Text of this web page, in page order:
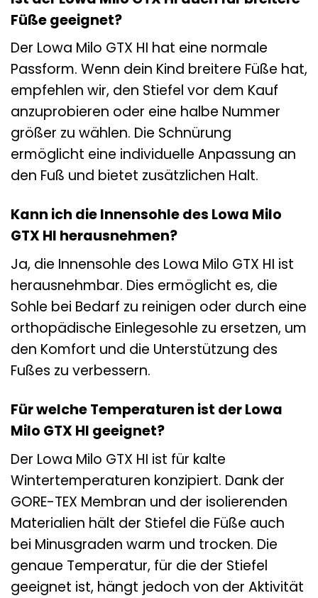
Füße geeignet?
Der Lowa Milo GTX HI hat eine normale
Passform. Wenn dein Kind breitere Füße hat,
empfehlen wir, den Stiefel vor dem Kauf
anzuprobieren oder eine halbe Nummer
größer zu wählen. Die Schnürung
ermöglicht eine individuelle Anpassung an
den Fuß und bietet zusätzlichen Halt.
Kann ich die Innensohle des Lowa Milo
GTX HI herausnehmen?
Ja, die Innensohle des Lowa Milo GTX HI ist
herausnehmbar. Dies ermöglicht es, die
Sohle bei Bedarf zu reinigen oder durch eine
orthopädische Einlegesohle zu ersetzen, um
den Komfort und die Unterstützung des
Fußes zu verbessern.
Für welche Temperaturen ist der Lowa
Milo GTX HI geeignet?
Der Lowa Milo GTX HI ist für kalte
Wintertemperaturen konzipiert. Dank der
GORE-TEX Membran und der isolierenden
Materialien hält der Stiefel die Füße auch
bei Minusgraden warm und trocken. Die
genaue Temperatur, für die der Stiefel
geeignet ist, hängt jedoch von der Aktivität